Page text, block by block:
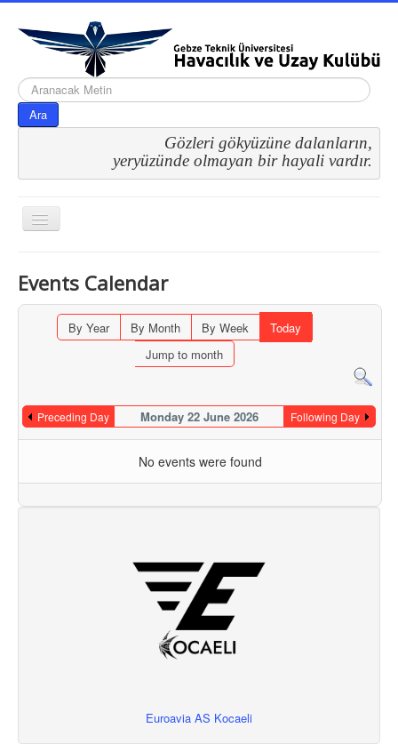
arama...
Ara
Gözleri gökyüzüne dalanların,
yeryüzünde olmayan bir hayali vardır.
Gezinme
geçişini
Events Calendar
By Year By Month By Week
Today
Jump to month
Preceding Day Monday 22 June 2026 Following Day
No events were found
Euroavia AS Kocaeli